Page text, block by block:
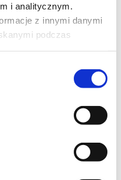
i analitycznym.
z innymi danymi
podczas
wypadku na